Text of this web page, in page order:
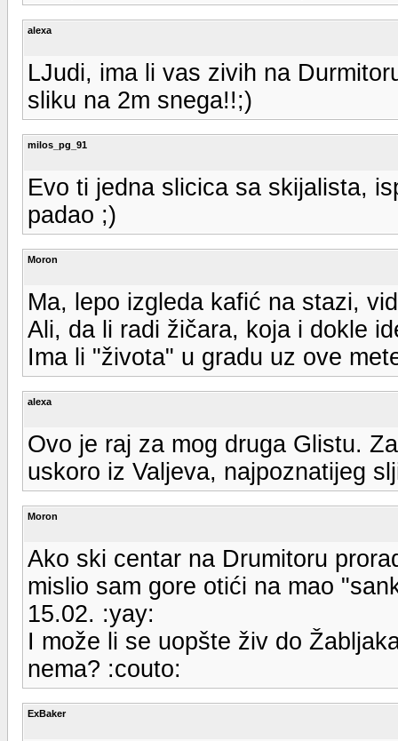
alexa
LJudi, ima li vas zivih na
sliku na 2m snega!!;)
milos_pg_91
Evo ti jedna slicica sa skijalista,
padao ;)
Moron
Ma, lepo izgleda kafić na stazi,
Ali, da li radi žičara, koja i dokle
Ima li "života" u gradu uz ove
alexa
Ovo je raj za mog druga Glistu.
uskoro iz Valjeva, najpoznatijeg
Moron
Ako ski centar na Drumitoru
mislio sam gore otići na mao
15.02. :yay:
I može li se uopšte živ do
nema? :couto:
ExBaker